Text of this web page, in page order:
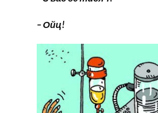
– Ойц!